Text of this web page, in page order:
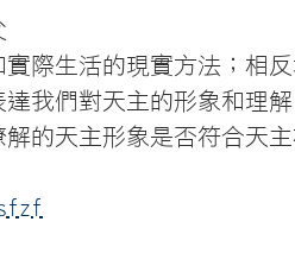
際生活的現實方法；相
我們對天主的形象和理
的天主形象是否符合天